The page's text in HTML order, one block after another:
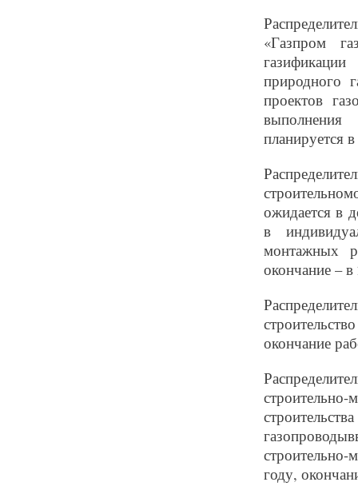
«Газпром
природного
проектов
выполнения
планируется
ожидается в
в
монтажных
окончание – в
окончание
строительно-
году,